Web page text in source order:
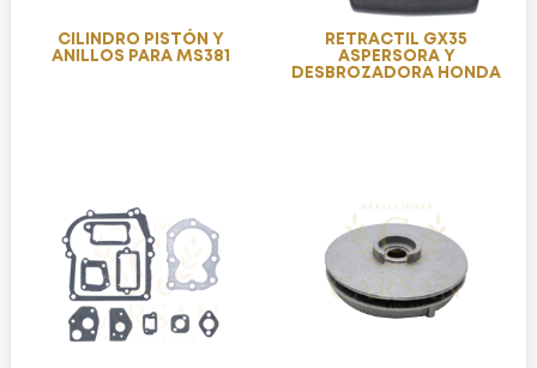
CILINDRO PISTÓN Y
ANILLOS PARA MS381
RETRACTIL GX35
ASPERSORA Y
DESBROZADORA HONDA